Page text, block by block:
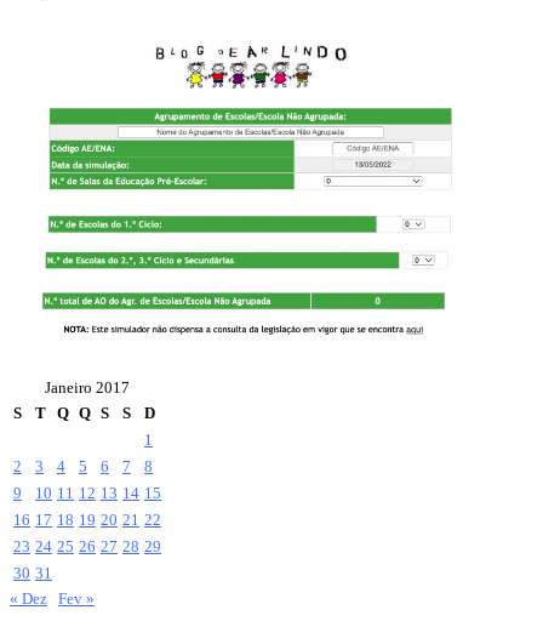
Janeiro 2017
S
T Q Q S S
D
1
2
3 4 5 6 7
8
9
10 11 12 13 14 15
16 17 18 19 20 21 22
23 24 25 26 27 28 29
30 31
« Dez Fev »